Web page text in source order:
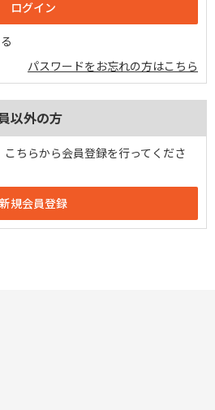
パスワードをお忘れの方はこちら
以外の方
ちらから会員登録を行ってくださ